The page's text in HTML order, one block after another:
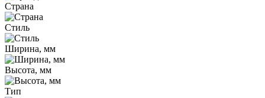
Страна
Стиль
Ширина, мм
Высота, мм
Тип